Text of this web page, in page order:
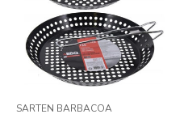
SARTEN BARBACOA